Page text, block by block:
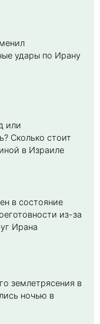
удары по Ирану
или
Cколько стоит
в Израиле
в состояние
из-за
Ирана
землетрясения в
ночью в